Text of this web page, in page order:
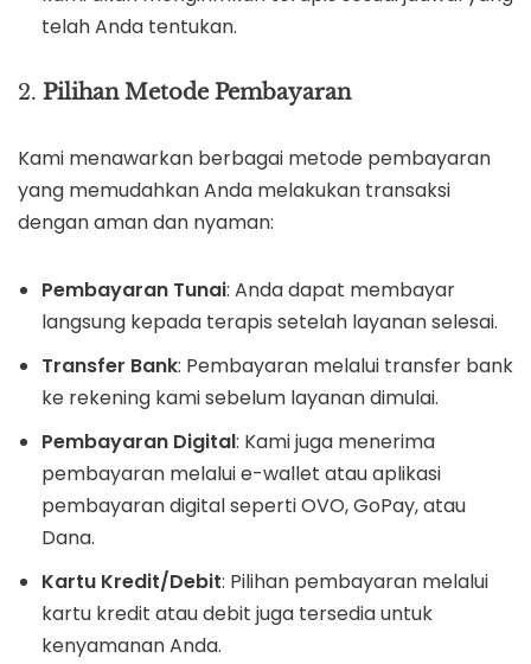
telah Anda tentukan.
2. Pilihan Metode Pembayaran
Kami menawarkan berbagai metode pembayaran
yang memudahkan Anda melakukan transaksi
dengan aman dan nyaman:
Pembayaran Tunai: Anda dapat membayar
langsung kepada terapis setelah layanan selesai.
Transfer Bank: Pembayaran melalui transfer bank
ke rekening kami sebelum layanan dimulai.
Pembayaran Digital: Kami juga menerima
pembayaran melalui e-wallet atau aplikasi
pembayaran digital seperti OVO, GoPay, atau
Dana.
Kartu Kredit/Debit: Pilihan pembayaran melalui
kartu kredit atau debit juga tersedia untuk
kenyamanan Anda.